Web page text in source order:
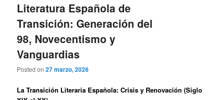
Literatura Española de
Transición: Generación del
98, Novecentismo y
Vanguardias
Posted on27 marzo, 2026
La Transición Literaria Española: Crisis y Renovación (Siglo